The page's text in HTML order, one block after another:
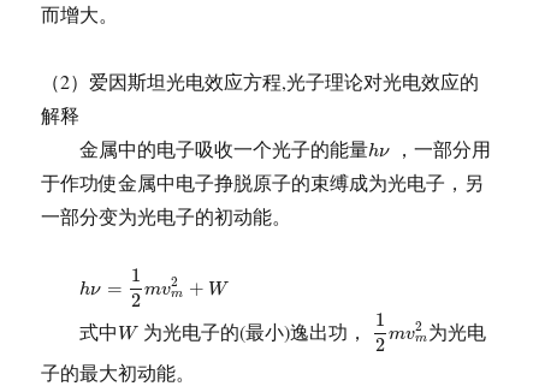
而增大。
（2）爱因斯坦光电效应方程,光子理论对光电效应的
解释
金属中的电子吸收一个光子的能量hν
hν ，一部分用
于作功使金属中电子挣脱原子的束缚成为光电子，另
一部分变为光电子的初动能。
hν =
1
2 mv2
m + W
m
式中 W
W 为光电子的(最小)逸出功，
1
2 mv2
m
1
为光电
子的最大初动能。